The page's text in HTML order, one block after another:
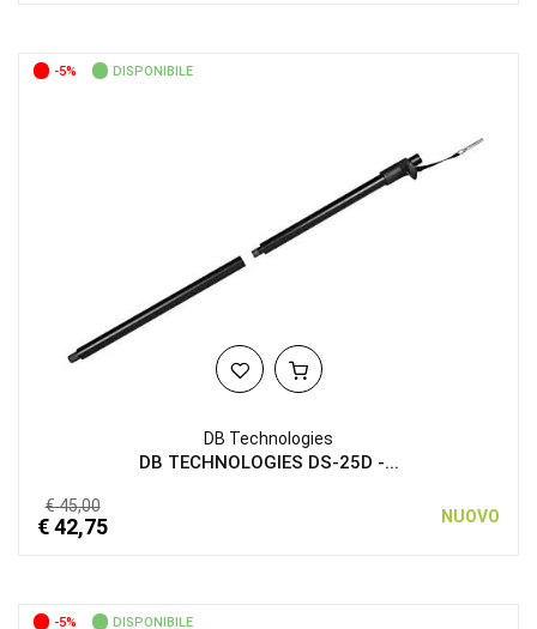
-5% DISPONIBILE
DB Technologies
DB TECHNOLOGIES DS-25D -...
€ 45,00
€ 42,75 NUOVO
-5% DISPONIBILE